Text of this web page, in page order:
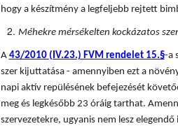
hogy a készítmény a legfeljebb rejtett
Méhekre mérsékelten kockázatos
A 43/2010 (IV.23.) FVM rendelet 15.§-a
szer kijuttatása - amennyiben ezt a
napi aktív repülésének befejezését
meg és legkésőbb 23 óráig tarthat.
szervezetekre, ugyanis nem lesz